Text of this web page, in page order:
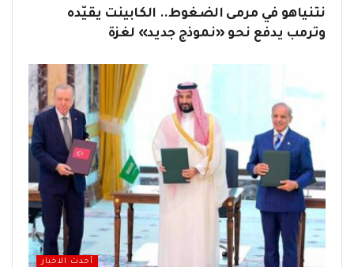
نتنياهو في مرمى الضغوط.. الكابينت يقيّده
وترمب يدفع نحو «نموذج جديد» لغزة
أحدث الاخبار